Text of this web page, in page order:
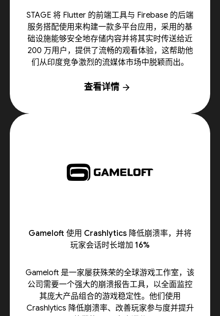
STAGE 将 Flutter 的前端工具与 Firebase 的后端
服务搭配使用来构建一款多平台应用，采用的基
础设施能够安全地存储内容并将其实时传送给近
200 万用户，提供了流畅的观看体验，这帮助他
们从印度竞争激烈的流媒体市场中脱颖而出。
查看详情 arrow_forward
Gameloft 使用 Crashlytics 降低崩溃率，并将
玩家会话时长增加 16%
Gameloft 是一家屡获殊荣的全球游戏工作室，该
公司需要一个强大的崩溃报告工具，以全面监控
其庞大产品组合的游戏稳定性。他们使用
Crashlytics 降低崩溃率、改善玩家参与度并提升